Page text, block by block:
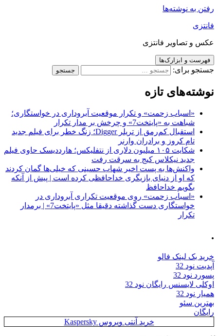
رفتن به نوشته‌ها
فانتزی
عکس و تصاویر فانتزی
فهرست و ابزارک‌ها
جستجو برای:
نوشته‌های تازه
«اسباب زحمت» و تکرار موقعیت آبروداری در خواستگاری؛
شباهت به «پایتخت7» و چرخش بر مدار تکرار
استقبال کم‌رمق از تریلر Digger؛ زنگ خطر برای فیلم جدید
تام کروز و برادران وارنر
شکایت ۱۰۵ میلیون دلاری از نتفلیکس؛ هارددیسک حاوی فیلم
جدید نیکلاس کیج به سرقت رفت
واکنش‌ها به پست اخیر شهاب حسینی که خیلی‌ها گمان کردند
که او از دنیای بازیگری خداحافظی کرده است | پیش از آنکه
بگویم خداحافظ
«اسباب زحمت» روی موقعیت تکراری آبروداری در
خواستگاری دست گذاشته دقیقا مثل «پایتخت7» | برمدار
تکرار
.
خرید بک لینک فالو
آپدیت نود 32
پسورد نود 32
اوکلی لایسنس رایگان نود 32
همیار نود 32
بهترین سئو
رایگان
خرید آنتی ویروس Kaspersky